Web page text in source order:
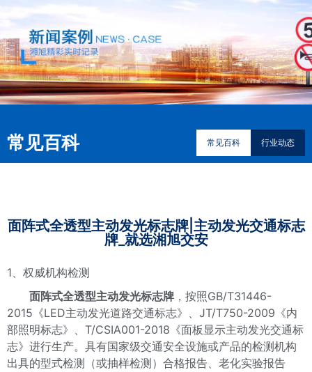
常见百科 常见百科 行业动态
面阵式全透型主动发光标志牌|主动发光交通标志
牌_就选湘旭交安
1 、权威机构检测
面阵式全透型主动发光标志牌 ，按照GB/T31446-
2015《LED主动发光道路交通标志》、JT/T750-2009《内
部照明标志》、T/CSIA001-2018《面板显示主动发光交通标
志》进行生产。具有国家级交通安全设施或产品的检测机构
出具的型式检测（或抽样检测）合格报告、老化实验报告